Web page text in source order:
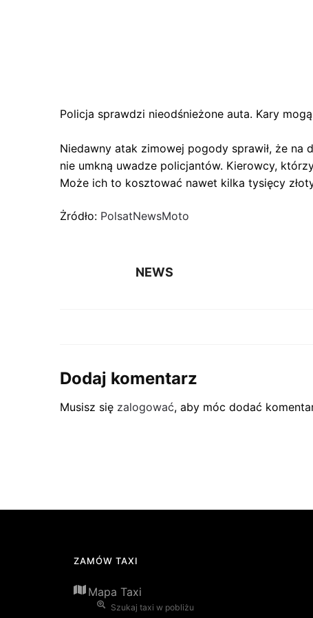
Policja sprawdzi nieodśnieżone auta. Kary
Niedawny atak zimowej pogody sprawił, że na
nie umkną uwadze policjantów. Kierowcy,
Może ich to kosztować nawet kilka tysięcy
Żródło: PolsatNewsMoto
NEWS
Dodaj komentarz
Musisz się zalogować, aby móc dodać
ZAMÓW TAXI
Mapa Taxi
Szukaj taxi w pobliżu